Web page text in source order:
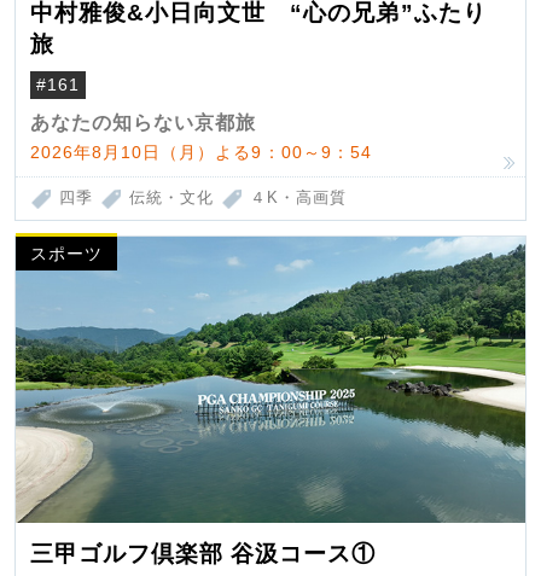
中村雅俊&小日向文世 “心の兄弟”ふたり
旅
#161
あなたの知らない京都旅
2026年8月10日（月）よる9：00～9：54
四季 伝統・文化 ４K・高画質
スポーツ
三甲ゴルフ倶楽部 谷汲コース①